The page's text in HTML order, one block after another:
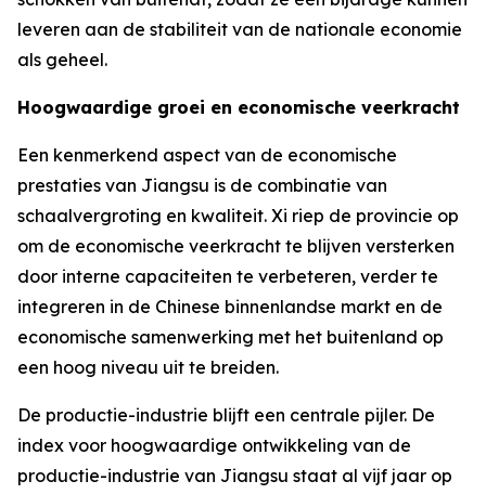
leveren aan de stabiliteit van de nationale economie
als geheel.
Hoogwaardige groei en economische veerkracht
Een kenmerkend aspect van de economische
prestaties van Jiangsu is de combinatie van
schaalvergroting en kwaliteit. Xi riep de provincie op
om de economische veerkracht te blijven versterken
door interne capaciteiten te verbeteren, verder te
integreren in de Chinese binnenlandse markt en de
economische samenwerking met het buitenland op
een hoog niveau uit te breiden.
De productie-industrie blijft een centrale pijler. De
index voor hoogwaardige ontwikkeling van de
productie-industrie van Jiangsu staat al vijf jaar op